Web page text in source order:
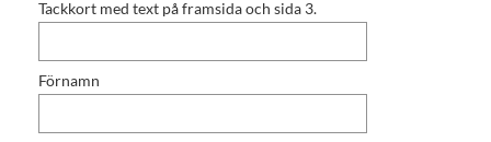
Tackkort med text på framsida och sida 3.
Förnamn